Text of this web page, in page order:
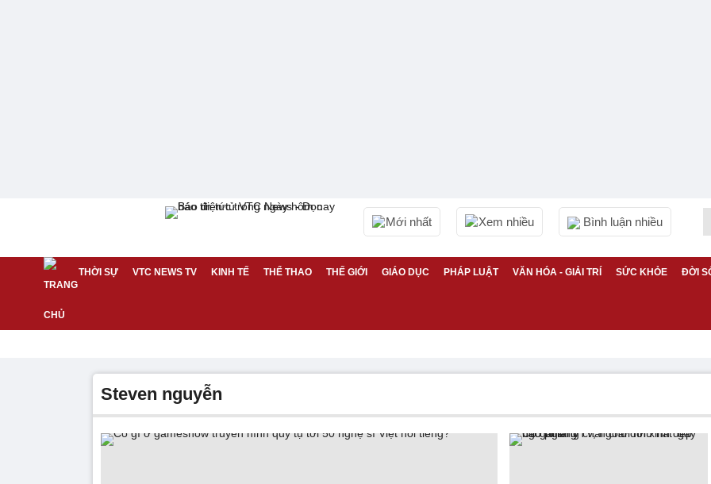
Mới nhất Xem nhiều Bình luận nhiều
THỜI SỰ VTC NEWS TV KINH TẾ THỂ THAO THẾ GIỚI GIÁO DỤC PHÁP LUẬT VĂN HÓA - GIẢI TRÍ SỨC KHỎE ĐỜI
Steven nguyễn